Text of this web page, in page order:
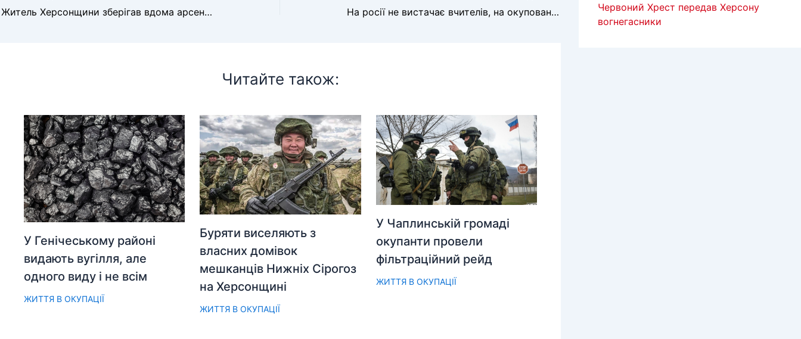
Житель Херсонщини зберігав вдома арсенал На росії не вистачає вчителів, на окупованій території – всіх фахівців
Читайте також:
У Генічеському районі
видають вугілля, але
одного виду і не всім
ЖИТТЯ В ОКУПАЦІЇ
Буряти виселяють з
власних домівок
мешканців Нижніх Сірогоз
на Херсонщині
ЖИТТЯ В ОКУПАЦІЇ
У Чаплинській громаді
окупанти провели
фільтраційний рейд
ЖИТТЯ В ОКУПАЦІЇ
Червоний Хрест передав Херсону
вогнегасники